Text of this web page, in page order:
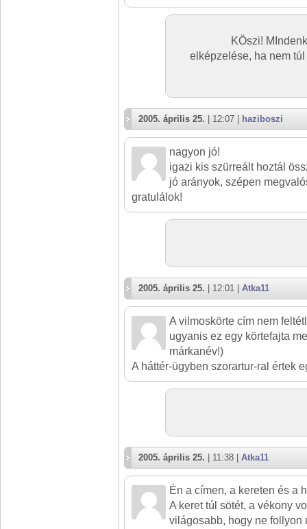
KÖszi!
elképzelése, ha nem
2005. április 25. | 12:07 | haziboszi
nagyon jó!
igazi kis szürreált hoztál
jó arányok, szépen
gratulálok!
2005. április 25. | 12:01 | Atka11
A vilmoskörte cím nem
ugyanis ez egy körtefajta
márkanév!)
A háttér-ügyben szorartur-ral értek
2005. április 25. | 11:38 | Atka11
Én a címen, a kereten és a
A keret túl sötét, a vékony
világosabb, hogy ne follyon